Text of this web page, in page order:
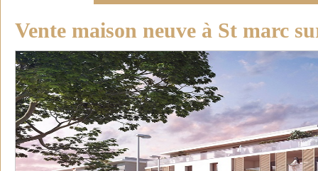
Vente maison neuve à St marc